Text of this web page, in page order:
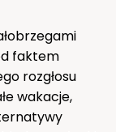
faktem
rozgłosu
wakacje,